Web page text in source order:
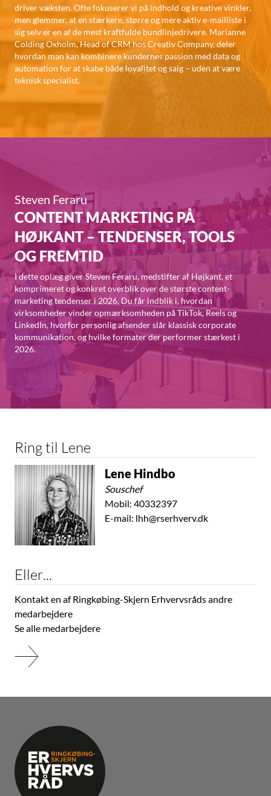
driver væksten. Ofte fokuserer vi på indhold og kreative vinkler,
men glemmer, at en stærkere, større og mere aktiv e-mailliste i
sig selv er en af de mest kraftfulde bundlinjedrivere. Marianne
Colding Oxholm, Head of CRM hos Creativ Company, deler
hvordan man kan kombinere kundernes passion med data og
automation for at skabe både loyalitet og salg – uden at være
teknisk specialist.
Steven Feraru
CONTENT MARKETING PÅ
HØJKANT – TENDENSER, TOOLS
OG FREMTID
I dette oplæg giver Steven Feraru, medstifter af Højkant, et
komprimeret og konkret overblik over de største content-
marketing tendenser i 2026. Du får indblik i, hvordan
virksomheder vinder opmærksomheden på TikTok, Reels og
LinkedIn, hvorfor personlig afsender slår klassisk corporate
kommunikation, og hvilke formater der performer stærkest i
2026.
Ring til Lene
Lene Hindbo
Souschef
Mobil:40332397
E-mail: lhh@rserhverv.dk
Eller...
Kontakt en af Ringkøbing-Skjern Erhvervsråds andre
medarbejdere
Se alle medarbejdere